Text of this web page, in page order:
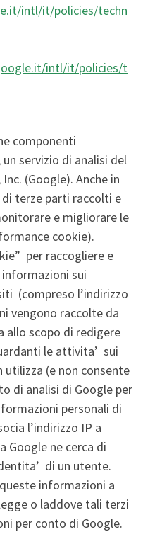
intl/it/policies/techn
intl/it/policies/t
componenti
servizio di analisi del
(Google). Anche in
terze parti raccolti e
e migliorare le
cookie).
per raccogliere e
sui
(compreso l’indirizzo
vengono raccolte da
allo scopo di redigere
le attivita’ sui
(e non consente
di analisi di Google per
personali di
l’indirizzo IP a
Google ne cerca di
di un utente.
informazioni a
o laddove tali terzi
per conto di Google.